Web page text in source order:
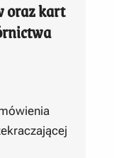
oraz kart